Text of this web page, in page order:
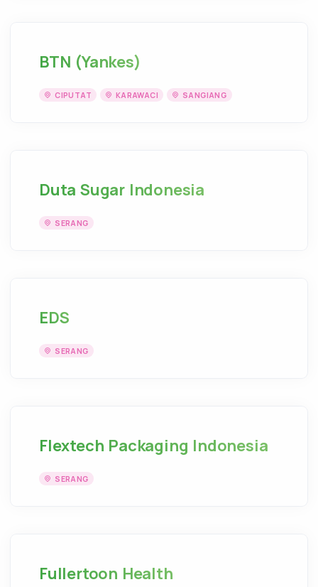
BTN (Yankes)
CIPUTAT KARAWACI SANGIANG
Duta Sugar Indonesia
SERANG
EDS
SERANG
Flextech Packaging Indonesia
SERANG
Fullertoon Health